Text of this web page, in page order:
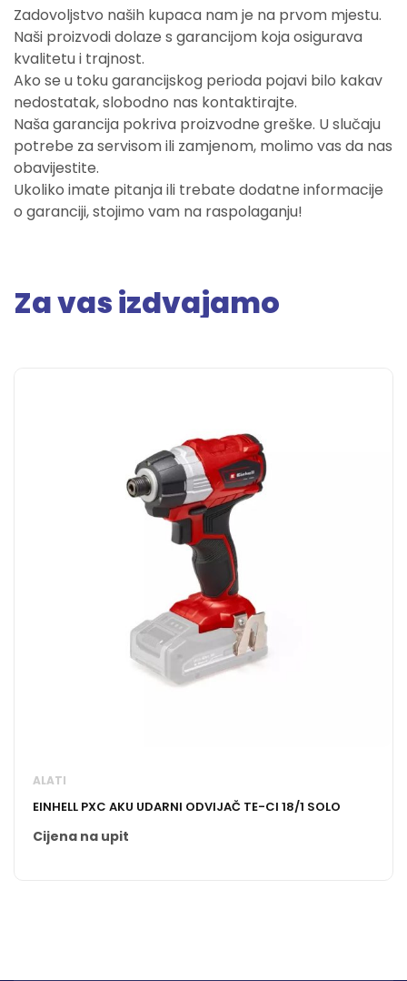
Zadovoljstvo naših kupaca nam je na prvom mjestu.
Naši proizvodi dolaze s garancijom koja osigurava
kvalitetu i trajnost.
Ako se u toku garancijskog perioda pojavi bilo kakav
nedostatak, slobodno nas kontaktirajte.
Naša garancija pokriva proizvodne greške. U slučaju
potrebe za servisom ili zamjenom, molimo vas da nas
obavijestite.
Ukoliko imate pitanja ili trebate dodatne informacije
o garanciji, stojimo vam na raspolaganju!
Za vas izdvajamo
ALATI
EINHELL PXC AKU UDARNI ODVIJAČ TE-CI 18/1 SOLO
Cijena na upit